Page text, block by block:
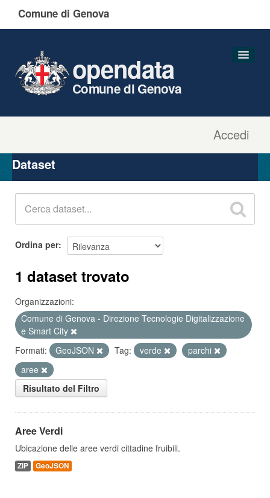
Comune di Genova
Accedi
opendata
Comune di Genova
Organizzazioni
Gruppi
Dataset
Ordina per
1 dataset trovato
Organizzazioni:
Comune di Genova - Direzione Tecnologie Digitalizzazione
e Smart City
Formati:
GeoJSON Tag: verde
parchi
aree
Risultato del Filtro
Aree Verdi
Ubicazione delle aree verdi cittadine fruibili.
ZIP GeoJSON